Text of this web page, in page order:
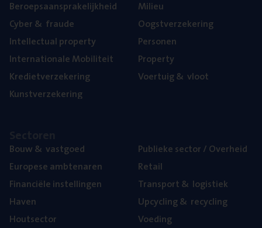
Beroeps­aan­spra­ke­lijk­heid
Cyber& fraude
Intel­lec­tu­al property
Inter­na­ti­o­na­le Mobiliteit
Kre­diet­ver­ze­ke­ring
Kunst­ver­ze­ke­ring
Mili­eu
Oogst­ver­ze­ke­ring
Per­so­nen
Pro­per­ty
Voer­tuig& vloot
Bouw& vastgoed
Euro­pe­se ambtenaren
Finan­ci­ë­le instellingen
Haven
Hout­sec­tor
Publie­ke sec­tor / Overheid
Retail
Trans­port& logistiek
Upcy­cling& recycling
Voe­ding